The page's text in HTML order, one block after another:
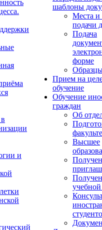
и
шаблоны
Места и
подачи
Подача
форме
Прием на
обучение
Обучение
граждан
Об
Высшее